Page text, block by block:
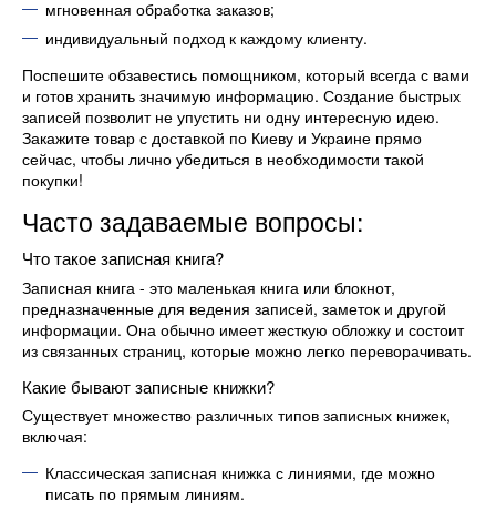
мгновенная обработка заказов;
индивидуальный подход к каждому клиенту.
Поспешите обзавестись помощником, который всегда с вами
и готов хранить значимую информацию. Создание быстрых
записей позволит не упустить ни одну интересную идею.
Закажите товар с доставкой по Киеву и Украине прямо
сейчас, чтобы лично убедиться в необходимости такой
покупки!
Часто задаваемые вопросы:
Что такое записная книга?
Записная книга - это маленькая книга или блокнот,
предназначенные для ведения записей, заметок и другой
информации. Она обычно имеет жесткую обложку и состоит
из связанных страниц, которые можно легко переворачивать.
Какие бывают записные книжки?
Существует множество различных типов записных книжек,
включая:
Классическая записная книжка с линиями, где можно
писать по прямым линиям.